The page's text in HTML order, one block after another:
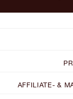
AFFILIATE- &